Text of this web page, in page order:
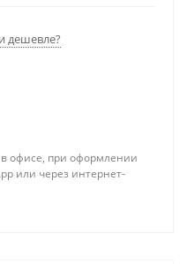
дешевле?
офисе, при оформлении
или через интернет-